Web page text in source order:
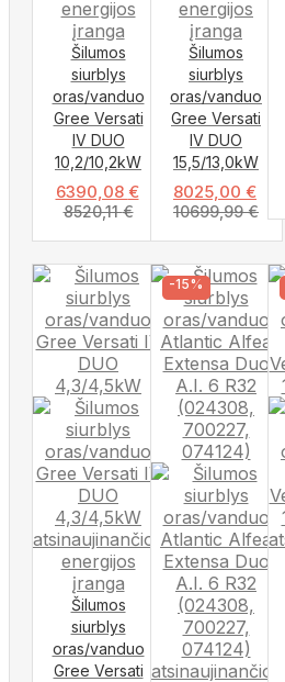
Šilumos
siurblys
oras/vanduo
Gree Versati
IV DUO
10,2/10,2kW
6390,08 €
8520,11€
Šilumos
siurblys
oras/vanduo
Gree Versati
IV DUO
15,5/13,0kW
8025,00 €
10699,99€
Šilumos
siurblys
oras/vanduo
Gree Versati
-15%